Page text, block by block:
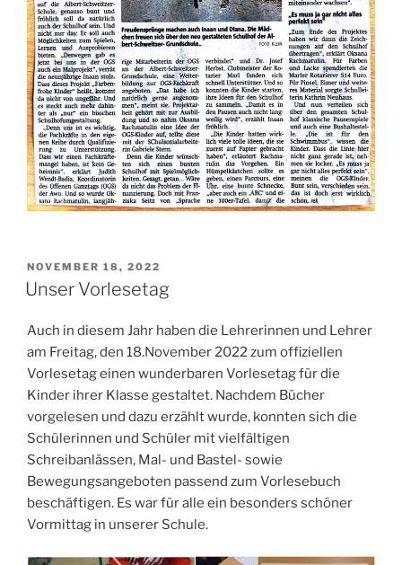
VERÖFFENTLICHT
AM
NOVEMBER 18, 2022
Unser Vorlesetag
Auch in diesem Jahr haben die Lehrerinnen und Lehrer
am Freitag, den 18.November 2022 zum offiziellen
Vorlesetag einen wunderbaren Vorlesetag für die
Kinder ihrer Klasse gestaltet. Nachdem Bücher
vorgelesen und dazu erzählt wurde, konnten sich die
Schülerinnen und Schüler mit vielfältigen
Schreibanlässen, Mal- und Bastel- sowie
Bewegungsangeboten passend zum Vorlesebuch
beschäftigen. Es war für alle ein besonders schöner
Vormittag in unserer Schule.